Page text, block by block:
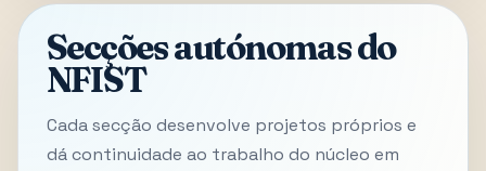
Secções autónomas do
NFIST
Cada secção desenvolve projetos próprios e
dá continuidade ao trabalho do núcleo em